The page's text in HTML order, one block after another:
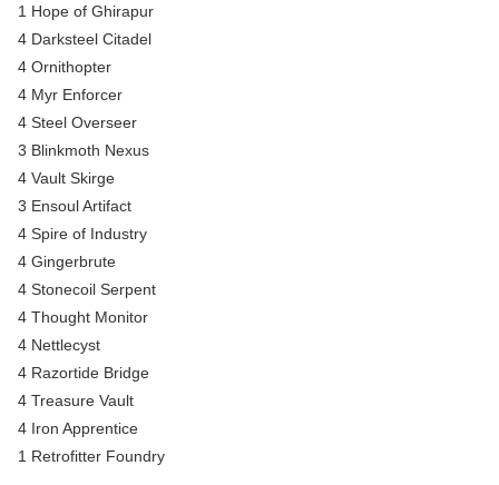
1 Hope of Ghirapur
4 Darksteel Citadel
4 Ornithopter
4 Myr Enforcer
4 Steel Overseer
3 Blinkmoth Nexus
4 Vault Skirge
3 Ensoul Artifact
4 Spire of Industry
4 Gingerbrute
4 Stonecoil Serpent
4 Thought Monitor
4 Nettlecyst
4 Razortide Bridge
4 Treasure Vault
4 Iron Apprentice
1 Retrofitter Foundry